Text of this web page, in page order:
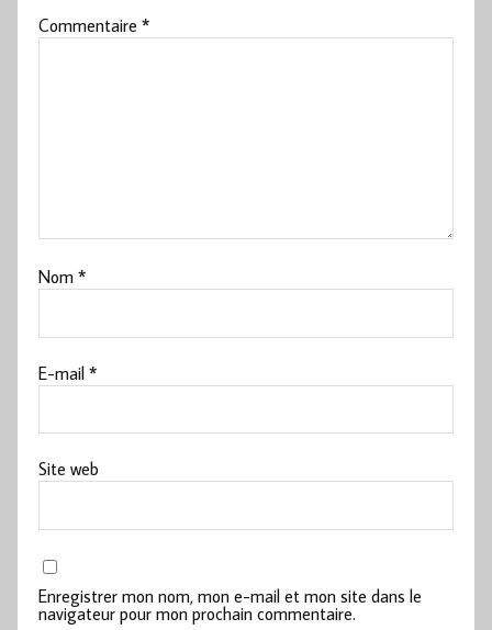
Commentaire*
Nom*
E-mail*
Site web
Enregistrer mon nom, mon e-mail et mon site dans le
navigateur pour mon prochain commentaire.